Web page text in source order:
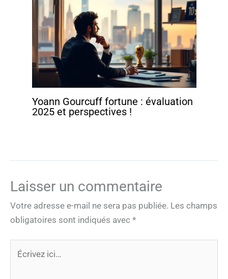
Yoann Gourcuff fortune : évaluation
2025 et perspectives !
Laisser un commentaire
Votre adresse e-mail ne sera pas publiée. Les champs
obligatoires sont indiqués avec *